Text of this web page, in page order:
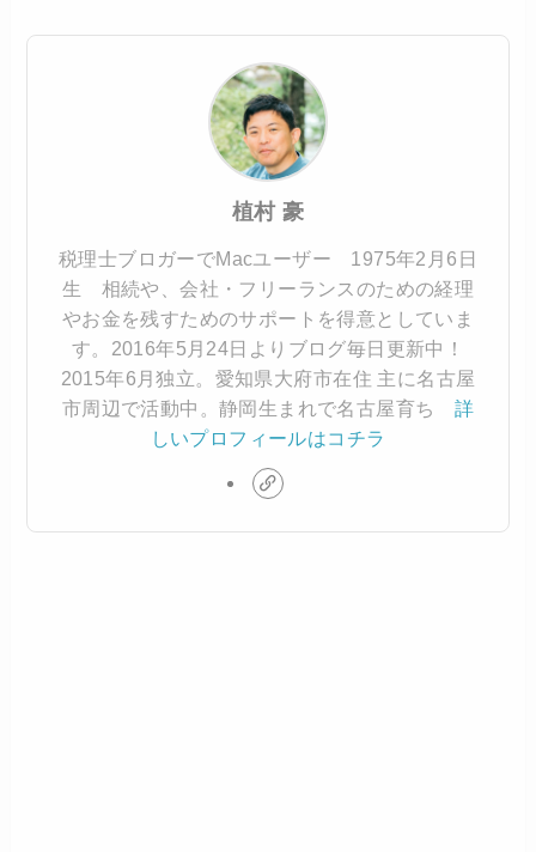
植村 豪
税理士ブロガーでMacユーザー 1975年2月6日
生 相続や、会社・フリーランスのための経理
やお金を残すためのサポートを得意としていま
す。2016年5月24日よりブログ毎日更新中！
2015年6月独立。愛知県大府市在住 主に名古屋
市周辺で活動中。静岡生まれで名古屋育ち 詳
しいプロフィールはコチラ